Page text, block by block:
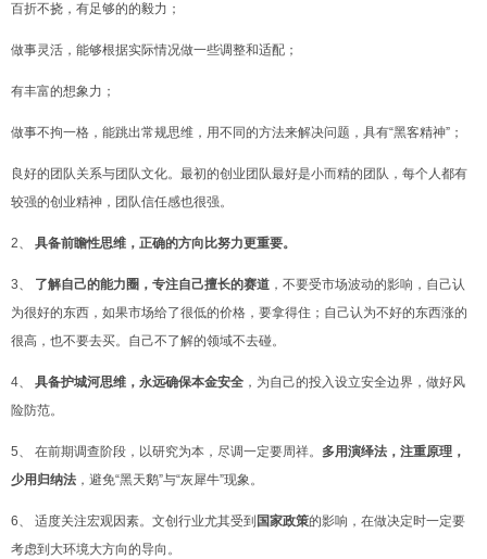
百折不挠，有足够的的毅力；
做事灵活，能够根据实际情况做一些调整和适配；
有丰富的想象力；
做事不拘一格，能跳出常规思维，用不同的方法来解决问题，具有“黑客精神”；
良好的团队关系与团队文化。最初的创业团队最好是小而精的团队，每个人都有
较强的创业精神，团队信任感也很强。
2、 具备前瞻性思维，正确的方向比努力更重要。
3、 了解自己的能力圈，专注自己擅长的赛道 ，不要受市场波动的影响，自己认
为很好的东西，如果市场给了很低的价格，要拿得住；自己认为不好的东西涨的
很高，也不要去买。自己不了解的领域不去碰。
4、 具备护城河思维，永远确保本金安全 ， 为自己的投入设立安全边界，做好风
险防范。
5、 在前期调查阶段，以研究为本，尽调一定要周祥。 多用演绎法，注重原理，
少用归纳法 ，避免“黑天鹅”与“灰犀牛”现象。
6、 适度关注宏观因素。文创行业尤其受到 国家政策的影响，在做决定时一定要
考虑到大环境大方向的导向。